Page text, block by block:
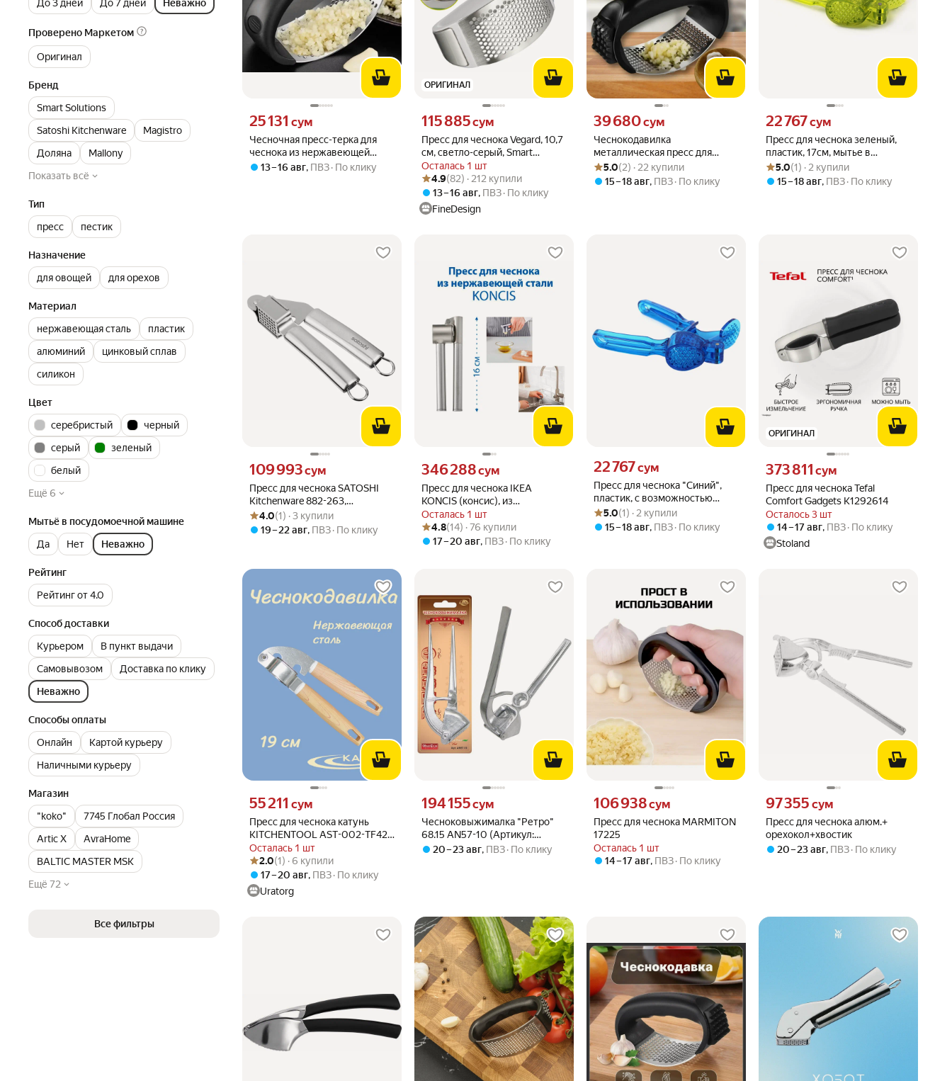
До 3 дней
До 7 дней Неважно
Проверено Маркетом
Оригинал
Бренд
Smart Solutions
Satoshi Kitchenware
Magistro
Доляна
Mallony
Показать всё
Тип
пресс
пестик
Назначение
для овощей
для орехов
Материал
нержавеющая сталь
пластик
алюминий
цинковый сплав
силикон
Цвет
серебристый
черный
серый
зеленый
белый
Ещё 6
Мытьё в посудомоечной машине
Да
Нет Неважно
Рейтинг
Рейтинг от 4.0
Способ доставки
Курьером
В пункт выдачи
Самовывозом
Доставка по клику
Неважно
Способы оплаты
Онлайн
Картой курьеру
Наличными курьеру
Магазин
"koko"
7745 Глобал Россия
Artic X
AvraHome
BALTIC MASTER MSK
Ещё 72
Все фильтры
Чесночная пресс-терка для
чеснока из нержавеющей
стали, чеснокодавилка, пресс
Цена 25131 сум вместо
25 131 сум
13 – 16 авг, ПВЗ По клику
ОРИГИНАЛ
Пресс для чеснока Vegard, 10,7
см, светло-серый, Smart
Solutions, SS-GP-PP-10.7
Осталась 1 шт
Цена 115885 сум вместо
115 885сум
Рейтинг товара: 4.9 из 5
Оценок: (82) · 212 купили
4.9(82) · 212 купили
13 – 16 авг, ПВЗ По клику
FineDesign
Чеснокодавилка
металлическая пресс для
чеснока
Цена 39680 сум вместо
39 680сум
Рейтинг товара: 5.0 из 5
Оценок: (2) · 22 купили
5.0(2) · 22 купили
15 – 18 авг, ПВЗ По клику
Пресс для чеснока зеленый,
пластик, 17см, мытье в
посудомойке
Цена 22767 сум вместо
22 767сум
Рейтинг товара: 5.0 из 5
Оценок: (1) · 2 купили
5.0(1) · 2 купили
15 – 18 авг, ПВЗ По клику
Пресс для чеснока SATOSHI
Kitchenware 882-263,
нержавеющая сталь,
серебристый
Цена 109993 сум вместо
109 993сум
Рейтинг товара: 4.0 из 5
Оценок: (1) · 3 купили
4.0(1) · 3 купили
19 – 22 авг, ПВЗ По клику
Пресс для чеснока IKEA
KONCIS (консис), из
нержавеющей стали, 1 шт
Осталась 1 шт
Цена 346288 сум вместо
346 288сум
Рейтинг товара: 4.8 из 5
Оценок: (14) · 76 купили
4.8(14) · 76 купили
17 – 20 авг, ПВЗ По клику
Пресс для чеснока "Синий",
пластик, с возможностью
мытья в посудомойке
Цена 22767 сум вместо
22 767сум
Рейтинг товара: 5.0 из 5
Оценок: (1) · 2 купили
5.0(1) · 2 купили
15 – 18 авг, ПВЗ По клику
ОРИГИНАЛ
Пресс для чеснока Tefal
Comfort Gadgets K1292614
Осталось 3 шт
Цена 373811 сум вместо
373 811 сум
14 – 17 авг, ПВЗ По клику
Stoland
Пресс для чеснока катунь
KITCHENTOOL AST-002-TF42,
нерж. сталь/пластик
Осталась 1 шт
Цена 55211 сум вместо
55 211 сум
Рейтинг товара: 2.0 из 5
Оценок: (1) · 6 купили
2.0(1) · 6 купили
17 – 20 авг, ПВЗ По клику
Uratorg
Чесноковыжималка "Ретро"
68.15 AN57-10 (Артикул:
4100005605)
Цена 194155 сум вместо
194 155сум
20 – 23 авг, ПВЗ По клику
Пресс для чеснока MARMITON
17225
Осталась 1 шт
Цена 106938 сум вместо
106 938сум
14 – 17 авг, ПВЗ По клику
Пресс для чеснока алюм.+
орехокол+хвостик
Цена 97355 сум вместо
97 355 сум
20 – 23 авг, ПВЗ По клику